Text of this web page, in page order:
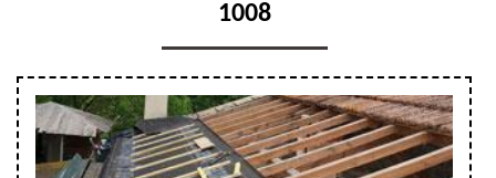
1008